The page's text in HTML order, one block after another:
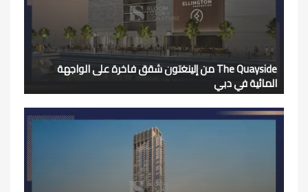
The Quayside من إلينغتون شقق فاخرة على الواجهة
المائية في دبي